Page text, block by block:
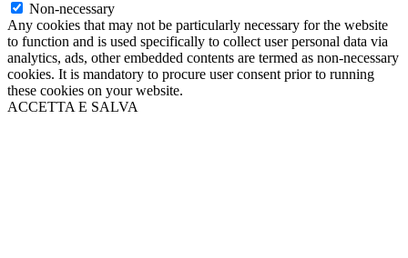
Non-necessary
Any cookies that may not be particularly necessary for the website
to function and is used specifically to collect user personal data via
analytics, ads, other embedded contents are termed as non-necessary
cookies. It is mandatory to procure user consent prior to running
these cookies on your website.
ACCETTA E SALVA